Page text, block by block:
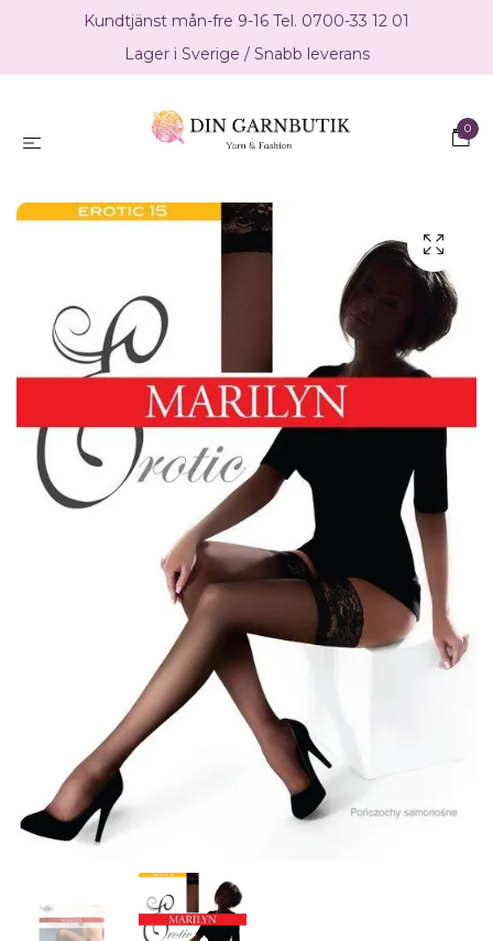
Kundtjänst mån-fre 9-16 Tel. 0700-33 12 01
Lager i Sverige / Snabb leverans
0